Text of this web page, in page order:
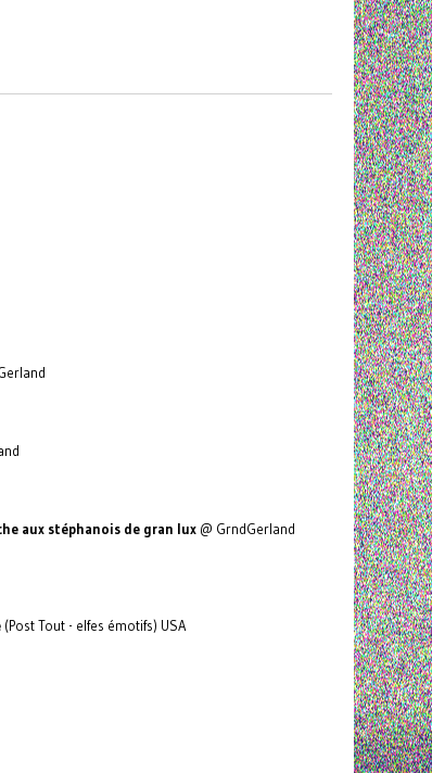
aux stéphanois de gran lux @ GrndGerland
(Post Tout - elfes émotifs) USA